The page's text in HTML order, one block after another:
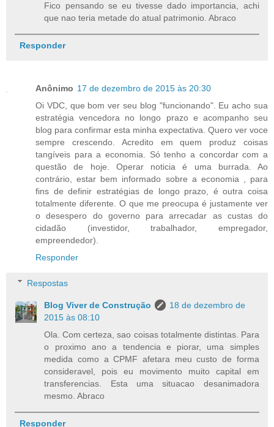
Fico pensando se eu tivesse dado importancia, achi
que nao teria metade do atual patrimonio. Abraco
Responder
Anônimo 17 de dezembro de 2015 às 20:30
Oi VDC, que bom ver seu blog "funcionando". Eu acho sua
estratégia vencedora no longo prazo e acompanho seu
blog para confirmar esta minha expectativa. Quero ver voce
sempre crescendo. Acredito em quem produz coisas
tangíveis para a economia. Só tenho a concordar com a
questão de hoje. Operar noticia é uma burrada. Ao
contrário, estar bem informado sobre a economia , para
fins de definir estratégias de longo prazo, é outra coisa
totalmente diferente. O que me preocupa é justamente ver
o desespero do governo para arrecadar as custas do
cidadão (investidor, trabalhador, empregador,
empreendedor).
Responder
Respostas
Blog Viver de Construção
18 de dezembro de
2015 às 08:10
Ola. Com certeza, sao coisas totalmente distintas. Para
o proximo ano a tendencia e piorar, uma simples
medida como a CPMF afetara meu custo de forma
consideravel, pois eu movimento muito capital em
transferencias. Esta uma situacao desanimadora
mesmo. Abraco
Responder